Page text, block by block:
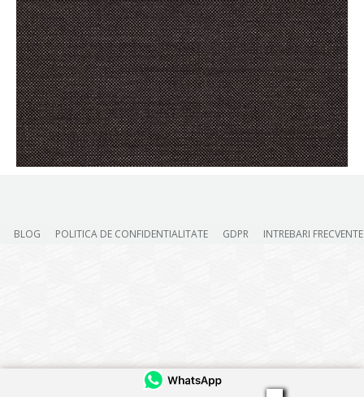
BLOG POLITICA DE CONFIDENTIALITATE GDPR INTREBARI FRECVENTE